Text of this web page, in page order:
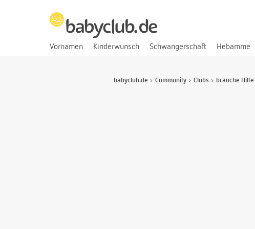
Vornamen Kinderwunsch Schwangerschaft Hebamme
babyclub.de Community Clubs brauche Hilfe